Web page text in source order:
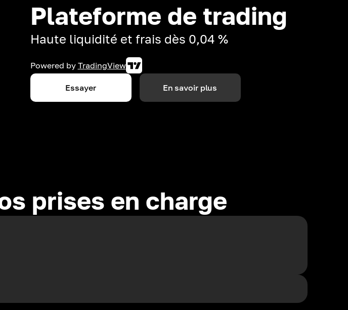
Plateforme de trading
Haute liquidité et frais dès 0,04 %
Powered by TradingView
Essayer En savoir plus
prises en charge